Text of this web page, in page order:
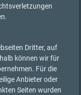
Dritter, auf
können wir für
Für die
Anbieter oder
Seiten wurden